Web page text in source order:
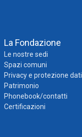
La Fondazione
Le nostre sedi
Spazi comuni
Privacy e protezione dati
Patrimonio
Phonebook/contatti
Certificazioni